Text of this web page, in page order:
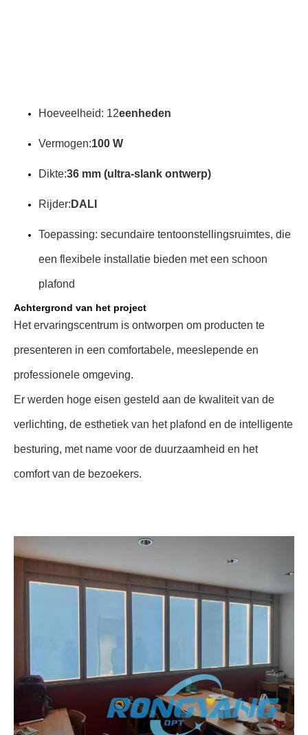
Hoeveelheid: 12eenheden
Vermogen:100 W
Dikte:36 mm (ultra-slank ontwerp)
Rijder: DALI
Toepassing: secundaire tentoonstellingsruimtes, die
een flexibele installatie bieden met een schoon
plafond
Achtergrond van het project
Het ervaringscentrum is ontworpen om producten te
presenteren in een comfortabele, meeslepende en
professionele omgeving.
Er werden hoge eisen gesteld aan de kwaliteit van de
verlichting, de esthetiek van het plafond en de intelligente
besturing, met name voor de duurzaamheid en het
comfort van de bezoekers.